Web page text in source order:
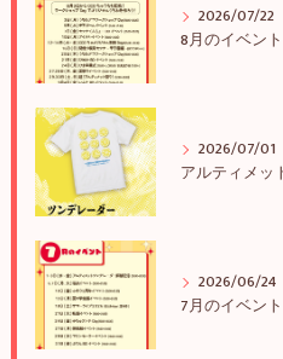
2026/07/22
8月のイベン
2026/07/01
2026/06/24
7月のイベン